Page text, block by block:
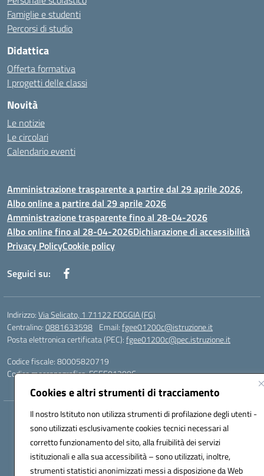
Cookies e altri strumenti di tracciamento
Il nostro Istituto non utilizza strumenti di profilazione degli utenti -
sono utilizzati esclusivamente cookies tecnici necessari al
corretto funzionamento del sito, alla fruibilità dei servizi
istituzionali e alla sua accessibilità – sono utilizzati, inoltre,
strumenti statistici anonimizzati messi a disposizione da Web
Famiglie e studenti
Percorsi di studio
Didattica
Offerta formativa
I progetti delle classi
Novità
Le notizie
Le circolari
Calendario eventi
Amministrazione trasparente a partire dal 29 aprile 2026,
Albo online a partire dal 29 aprile 2026
Amministrazione trasparente fino al 28-04-2026
Albo online fino al 28-04-2026Dichiarazione di accessibilità
Privacy PolicyCookie policy
Seguici su:
Indirizzo:Via Selicato, 1 71122 FOGGIA (FG)
Centralino:0881633598 Email:fgee01200c@istruzione.it
Posta elettronica certificata (PEC):fgee01200c@pec.istruzione.it
Codice fiscale: 80005820719
Codice meccanografico:FGEE01200C
Hosting & Powered by 3D Solution S.r.l.
Concept & Design by Designers Italia